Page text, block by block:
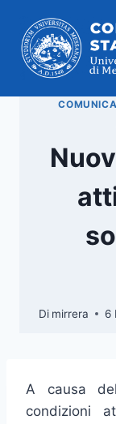
contenuto
Di mirrera 6
A causa
condizioni